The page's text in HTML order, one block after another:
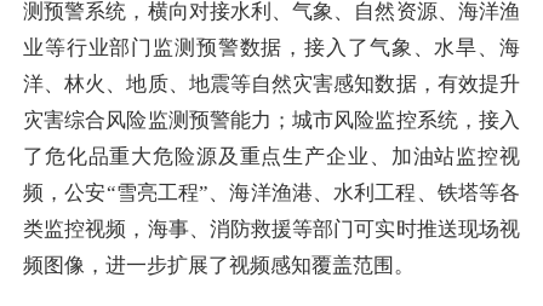
测预警系统，横向对接水利、气象、自然资源、海洋渔
业等行业部门监测预警数据，接入了气象、水旱、海
洋、林火、地质、地震等自然灾害感知数据，有效提升
灾害综合风险监测预警能力；城市风险监控系统，接入
了危化品重大危险源及重点生产企业、加油站监控视
频，公安“雪亮工程”、海洋渔港、水利工程、铁塔等各
类监控视频，海事、消防救援等部门可实时推送现场视
频图像，进一步扩展了视频感知覆盖范围。